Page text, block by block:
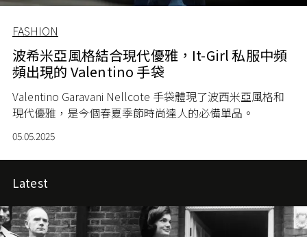
FASHION
波希米亞風格結合現代優雅，It-Girl 私服中頻
頻出現的 Valentino 手袋
Valentino Garavani Nellcote 手袋體現了波西米亞風格和
現代優雅，是今個春夏季節時尚達人的必備單品。
05.05.2025
Latest